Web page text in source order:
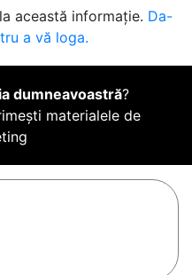
această informație. Da-
a vă loga.
dumneavoastră?
materialele de